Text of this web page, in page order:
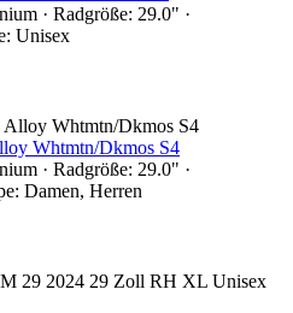
· Radgröße: 29.0" ·
Unisex
Whtmtn/Dkmos S4
· Radgröße: 29.0" ·
Damen, Herren